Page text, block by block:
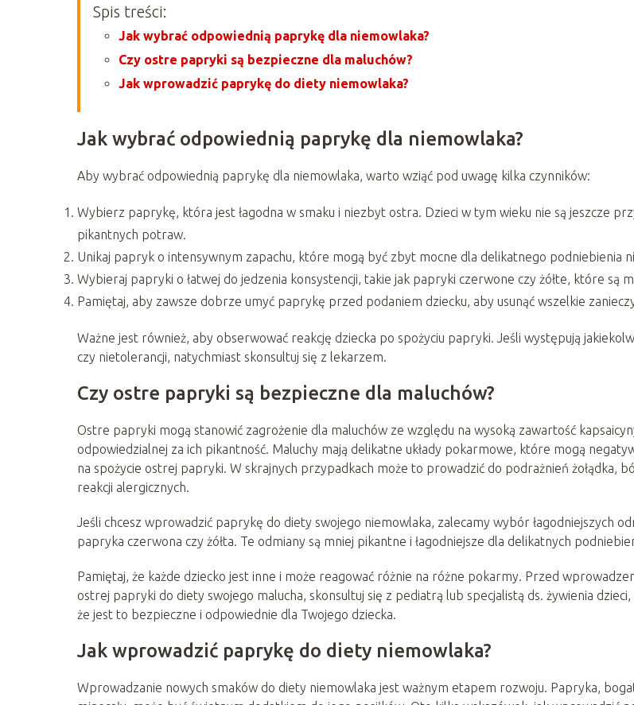
Spis treści:
Jak wybrać odpowiednią paprykę dla niemowlaka?
Czy ostre papryki są bezpieczne dla maluchów?
Jak wprowadzić paprykę do diety niemowlaka?
Jak wybrać odpowiednią paprykę dla niemowlaka?
Aby wybrać odpowiednią paprykę dla niemowlaka, warto wziąć pod uwagę kilka czynników:
Wybierz paprykę, która jest łagodna w smaku i niezbyt ostra. Dzieci w tym wieku nie są jeszcze
pikantnych potraw.
Unikaj papryk o intensywnym zapachu, które mogą być zbyt mocne dla delikatnego podniebienia
Wybieraj papryki o łatwej do jedzenia konsystencji, takie jak papryki czerwone czy żółte, które są
Pamiętaj, aby zawsze dobrze umyć paprykę przed podaniem dziecku, aby usunąć wszelkie
Ważne jest również, aby obserwować reakcję dziecka po spożyciu papryki. Jeśli występują
czy nietolerancji, natychmiast skonsultuj się z lekarzem.
Czy ostre papryki są bezpieczne dla maluchów?
Ostre papryki mogą stanowić zagrożenie dla maluchów ze względu na wysoką zawartość
odpowiedzialnej za ich pikantność. Maluchy mają delikatne układy pokarmowe, które mogą
na spożycie ostrej papryki. W skrajnych przypadkach może to prowadzić do podrażnień żołądka,
reakcji alergicznych.
Jeśli chcesz wprowadzić paprykę do diety swojego niemowlaka, zalecamy wybór łagodniejszych
papryka czerwona czy żółta. Te odmiany są mniej pikantne i łagodniejsze dla delikatnych
Pamiętaj, że każde dziecko jest inne i może reagować różnie na różne pokarmy. Przed
ostrej papryki do diety swojego malucha, skonsultuj się z pediatrą lub specjalistą ds. żywienia dzieci,
że jest to bezpieczne i odpowiednie dla Twojego dziecka.
Jak wprowadzić paprykę do diety niemowlaka?
Wprowadzanie nowych smaków do diety niemowlaka jest ważnym etapem rozwoju. Papryka,